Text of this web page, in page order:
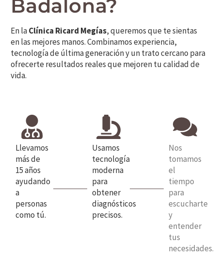
Badalona?
En laClínica Ricard Megías, queremos que te sientas
en las mejores manos. Combinamos experiencia,
tecnología de última generación y un trato cercano para
ofrecerte resultados reales que mejoren tu calidad de
vida.
Llevamos
más de
15 años
ayudando
a
personas
como tú.
Usamos
tecnología
moderna
para
obtener
diagnósticos
precisos.
Nos
tomamos
el
tiempo
para
escucharte
y
entender
tus
necesidades.